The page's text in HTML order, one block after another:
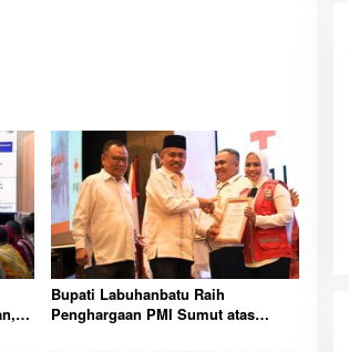
Bupati Labuhanbatu Raih
Penghargaan PMI Sumut atas